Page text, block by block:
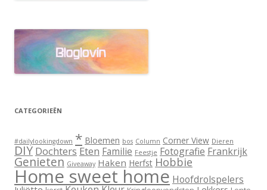
CATEGORIEËN
#dailylookingdown * Bloemen bos Column Corner View Dieren
DIY Dochters Eten Familie Feestje Fotografie Frankrijk
Genieten Giveaway Haken Herfst Hobbie
Home sweet home Hoofdrolspelers